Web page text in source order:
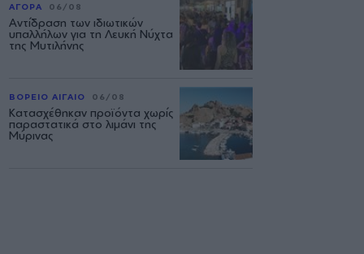
ΑΓΟΡΑ 06/08
Αντίδραση των ιδιωτικών
υπαλλήλων για τη Λευκή Νύχτα
της Μυτιλήνης
ΒΟΡΕΙΟ ΑΙΓΑΙΟ 06/08
Κατασχέθηκαν προϊόντα χωρίς
παραστατικά στο λιμάνι της
Μύρινας